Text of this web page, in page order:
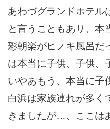
あわづグランドホテル
と言うこともあり、本
彩朝楽がヒノキ風呂だ
は本当に子供、子供、
いやあもう、本当に子
白浜は家族連れが多く
きましたが…、ここは